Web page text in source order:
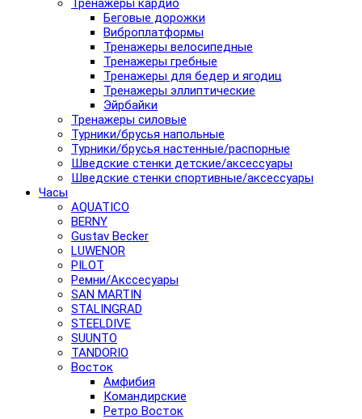
Тренажеры кардио
Беговые дорожки
Виброплатформы
Тренажеры велосипедные
Тренажеры гребные
Тренажеры для бедер и ягодиц
Тренажеры эллиптические
Эйрбайки
Тренажеры силовые
Турники/брусья напольные
Турники/брусья настенные/распорные
Шведские стенки детские/аксессуары
Шведские стенки спортивные/аксессуары
Часы
AQUATICO
BERNY
Gustav Becker
LUWENOR
PILOT
Pемни/Акссесуары
SAN MARTIN
STALINGRAD
STEELDIVE
SUUNTO
TANDORIO
Восток
Амфибия
Командирские
Ретро Восток